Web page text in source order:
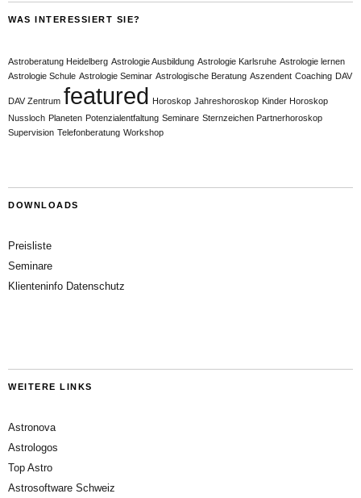
WAS INTERESSIERT SIE?
Astroberatung Heidelberg Astrologie Ausbildung Astrologie Karlsruhe Astrologie lernen
Astrologie Schule Astrologie Seminar Astrologische Beratung Aszendent Coaching DAV
DAV Zentrum featured Horoskop Jahreshoroskop Kinder Horoskop
Nussloch Planeten Potenzialentfaltung Seminare Sternzeichen Partnerhoroskop
Supervision Telefonberatung Workshop
DOWNLOADS
Preisliste
Seminare
Klienteninfo Datenschutz
WEITERE LINKS
Astronova
Astrologos
Top Astro
Astrosoftware Schweiz